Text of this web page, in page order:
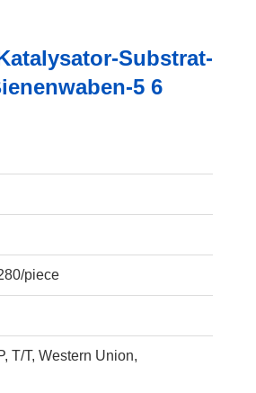
Substrat-
5 6
piece
T/T, Western Union,